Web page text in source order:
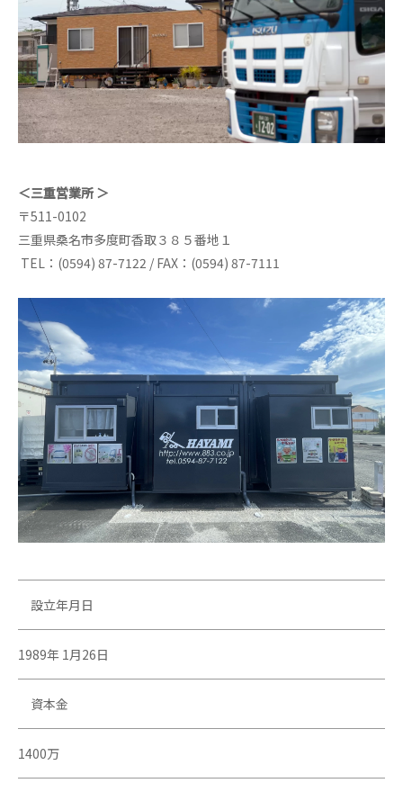
＜三重営業所 ＞
〒511-0102
三重県桑名市多度町香取３８５番地１
TEL：(0594) 87-7122 / FAX：(0594) 87-7111
設立年月日
1989年 1月26日
資本金
1400万